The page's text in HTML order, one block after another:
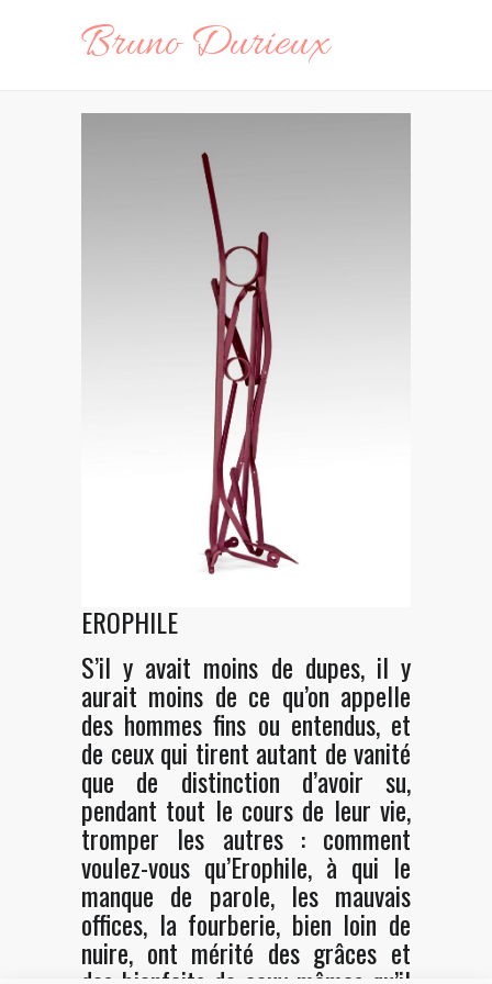
Bruno Durieux
EROPHILE
S’il y avait moins de dupes, il y
aurait moins de ce qu’on appelle
des hommes fins ou entendus, et
de ceux qui tirent autant de vanité
que de distinction d’avoir su,
pendant tout le cours de leur vie,
tromper les autres : comment
voulez-vous qu’Erophile, à qui le
manque de parole, les mauvais
offices, la fourberie, bien loin de
nuire, ont mérité des grâces et